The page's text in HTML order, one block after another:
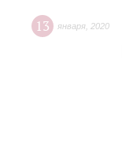
13 января 2020